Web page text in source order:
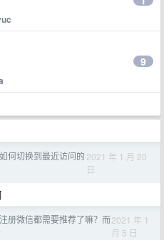
9
何切换到最近访问的 2021 年 1 月 20
日
册微信都需要推荐了嘛？而2021 年 1
月 5 日